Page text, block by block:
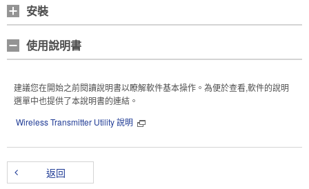
安裝
使用說明書
建議您在開始之前閱讀說明書以瞭解軟件基本操作。為便於查看,軟件的說明
選單中也提供了本說明書的連結。
Wireless Transmitter Utility 說明
返回